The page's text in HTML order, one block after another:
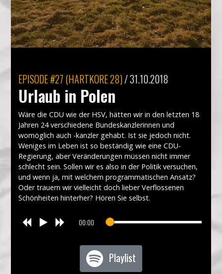
EPISODE#27 (HARTKORE 28)/31.10.2018
Urlaub in Polen
Wäre die CDU wie der HSV, hätten wir in den letzten 18
Jahren 24 verschiedene Bundeskanzlerinnen und
womöglich auch -kanzler gehabt. Ist sie jedoch nicht.
Weniges im Leben ist so beständig wie eine CDU-
Regierung, aber Veränderungen müssen nicht immer
schlecht sein. Sollen wir es also in der Politik versuchen,
und wenn ja, mit welchem programmatischen Ansatz?
Oder trauern wir vielleicht doch lieber Verflossenen
Schönheiten hinterher? Hören Sie selbst.
00:00
Playlist